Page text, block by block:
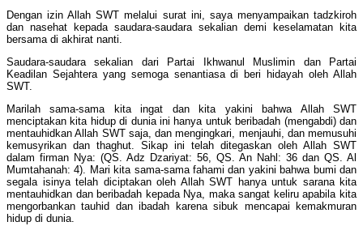
Dengan izin Allah SWT melalui surat ini, saya menyampaikan tadzkiroh
dan nasehat kepada saudara-saudara sekalian demi keselamatan kita
bersama di akhirat nanti.
Saudara-saudara sekalian dari Partai Ikhwanul Muslimin dan Partai
Keadilan Sejahtera yang semoga senantiasa di beri hidayah oleh Allah
SWT.
Marilah sama-sama kita ingat dan kita yakini bahwa Allah SWT
menciptakan kita hidup di dunia ini hanya untuk beribadah (mengabdi) dan
mentauhidkan Allah SWT saja, dan mengingkari, menjauhi, dan memusuhi
kemusyrikan dan thaghut. Sikap ini telah ditegaskan oleh Allah SWT
dalam firman Nya: (QS. Adz Dzariyat: 56, QS. An Nahl: 36 dan QS. Al
Mumtahanah: 4). Mari kita sama-sama fahami dan yakini bahwa bumi dan
segala isinya telah diciptakan oleh Allah SWT hanya untuk sarana kita
mentauhidkan dan beribadah kepada Nya, maka sangat keliru apabila kita
mengorbankan tauhid dan ibadah karena sibuk mencapai kemakmuran
hidup di dunia.